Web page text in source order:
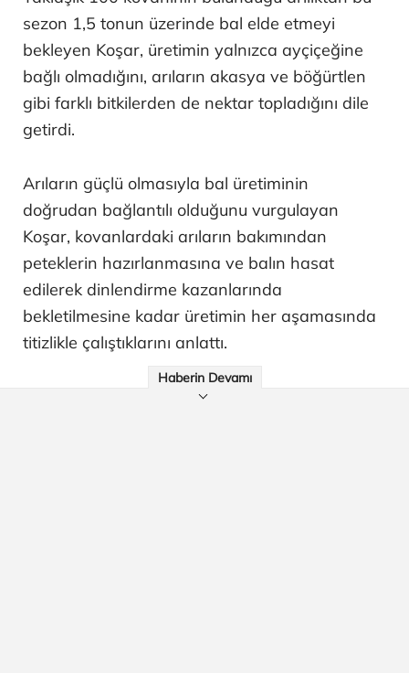
sezon 1,5 tonun üzerinde bal elde etmeyi
bekleyen Koşar, üretimin yalnızca ayçiçeğine
bağlı olmadığını, arıların akasya ve böğürtlen
gibi farklı bitkilerden de nektar topladığını dile
getirdi.
Arıların güçlü olmasıyla bal üretiminin
doğrudan bağlantılı olduğunu vurgulayan
Koşar, kovanlardaki arıların bakımından
peteklerin hazırlanmasına ve balın hasat
edilerek dinlendirme kazanlarında
bekletilmesine kadar üretimin her aşamasında
titizlikle çalıştıklarını anlattı.
Haberin Devamı